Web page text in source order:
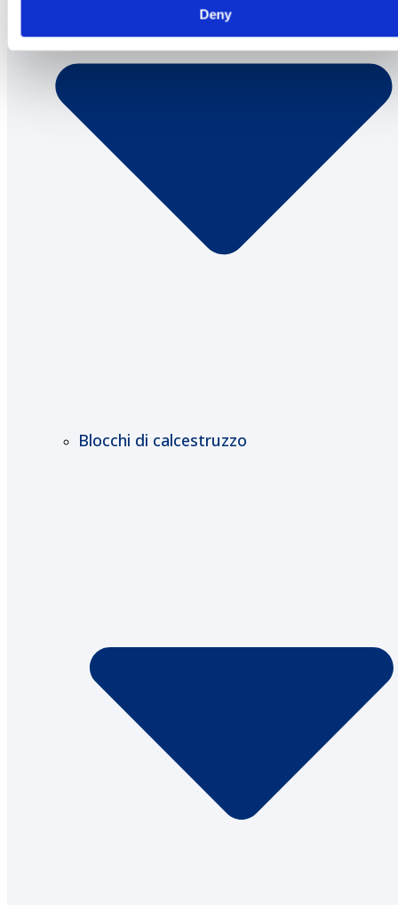
Deny
Blocchi di calcestruzzo